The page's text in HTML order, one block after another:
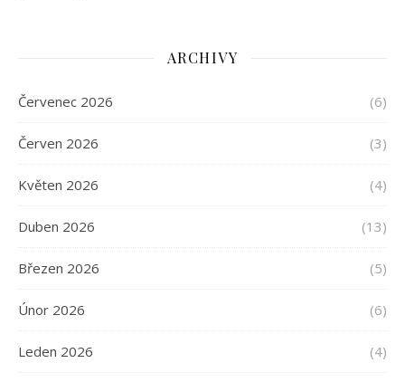
ARCHIVY
Červenec 2026 (6)
Červen 2026 (3)
Květen 2026 (4)
Duben 2026 (13)
Březen 2026 (5)
Únor 2026 (6)
Leden 2026 (4)